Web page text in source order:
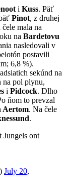
i Kuss. Päť
Pinot, z druhej
mala na
na Bardetovu
nasledovali v
postavili
6,8 %).
sekúnd na
na pol plynu,
i Pidcock. Dlho
ňom to prevzal
Aertom. Na čele
.
Jungels ont
July 20,